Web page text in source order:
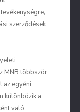
szerződések
MNB többször
az egyéni
különbözik a
való